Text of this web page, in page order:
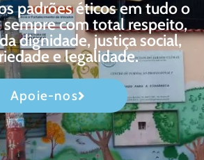
padrões éticos em tudo o
sempre com total respeito,
dignidade, justiça social,
e legalidade.
Apoie-nos